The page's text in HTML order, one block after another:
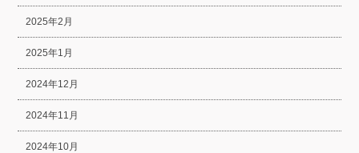
2025年2月
2025年1月
2024年12月
2024年11月
2024年10月